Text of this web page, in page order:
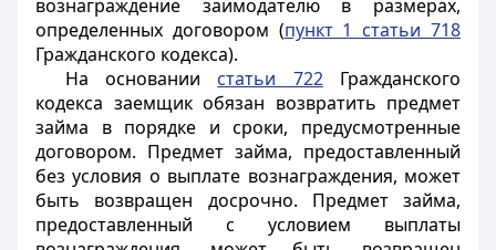
вознаграждение заимодателю в размерах,
определенных договором (пункт 1 статьи 718
Гражданского кодекса).
На основании статьи 722Гражданского
кодекса заемщик обязан возвратить предмет
займа в порядке и сроки, предусмотренные
договором. Предмет займа, предоставленный
без условия о выплате вознаграждения, может
быть возвращен досрочно. Предмет займа,
предоставленный с условием выплаты